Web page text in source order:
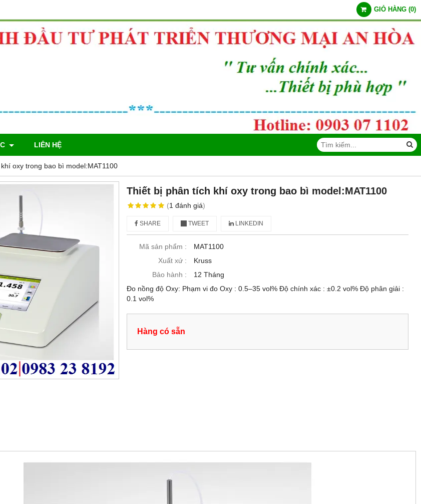
GIỎ HÀNG (0)
LIÊN HỆ
oxy trong bao bì model:MAT1100
Thiết bị phân tích khí oxy trong bao bì model:MAT1100
(1đánh giá)
SHARE TWEET LINKEDIN
Mã sản phẩm :
MAT1100
Xuất xứ :
Kruss
Bảo hành :
12 Tháng
Đo nồng độ Oxy: Phạm vi đo Oxy : 0.5–35 vol% Độ chính xác : ±0.2 vol% Độ phân giải :
0.1 vol%
Hàng có sẵn